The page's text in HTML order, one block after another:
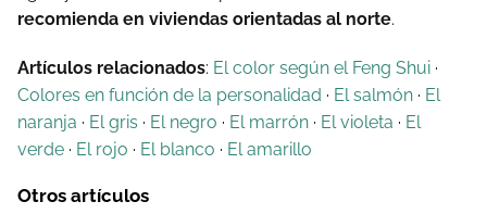
recomienda en viviendas orientadas al norte.
Artículos relacionados: El color según el Feng Shui ·
Colores en función de la personalidad · El salmón · El
naranja · El gris · El negro · El marrón · El violeta · El
verde · El rojo · El blanco · El amarillo
Otros artículos